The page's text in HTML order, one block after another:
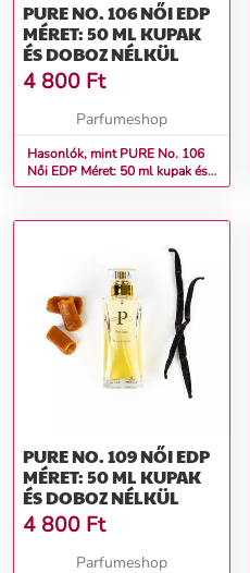
PURE NO. 106 NŐI EDP
MÉRET: 50 ML KUPAK
ÉS DOBOZ NÉLKÜL
4 800 Ft
Parfumeshop
Hasonlók, mint PURE No. 106
Női EDP Méret: 50 ml kupak és
doboz nélkül
PURE NO. 109 NŐI EDP
MÉRET: 50 ML KUPAK
ÉS DOBOZ NÉLKÜL
4 800 Ft
Parfumeshop